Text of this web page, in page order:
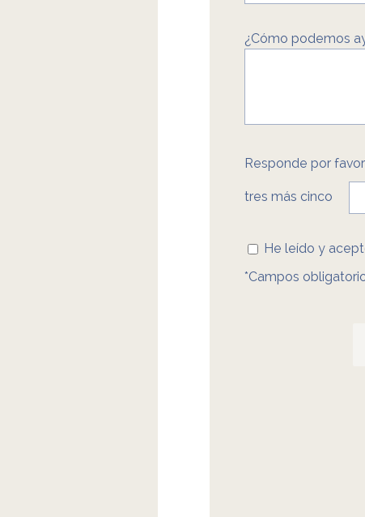
¿Cómo podemos
Responde por
tres más cinco
He leído y
*Campos